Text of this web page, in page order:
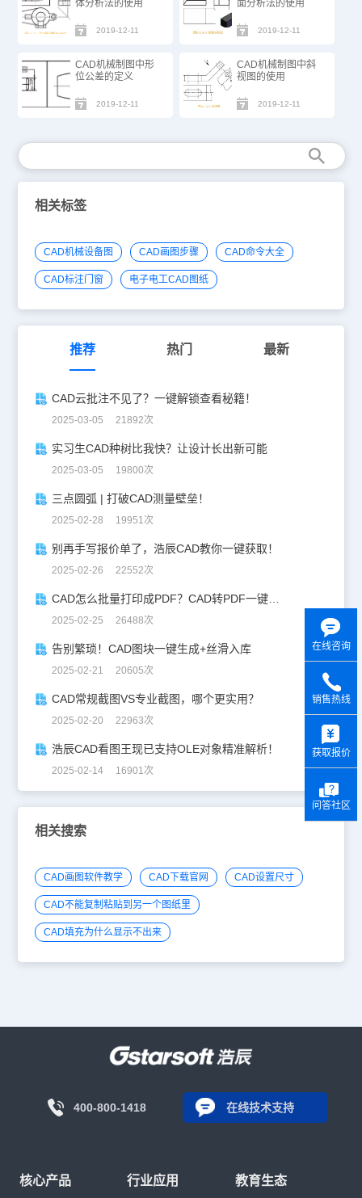
体分析法的使用
2019-12-11
面分析法的使用
2019-12-11
CAD机械制图中形
位公差的定义
2019-12-11
CAD机械制图中斜
视图的使用
2019-12-11
相关标签
CAD机械设备图 CAD画图步骤 CAD命令大全
CAD标注门窗 电子电工CAD图纸
推荐 热门 最新
CAD云批注不见了？一键解锁查看秘籍！
2025-03-05 21892次
实习生CAD种树比我快？让设计长出新可能
2025-03-05 19800次
三点圆弧 | 打破CAD测量壁垒！
2025-02-28 19951次
别再手写报价单了，浩辰CAD教你一键获取！
2025-02-26 22552次
CAD怎么批量打印成PDF？CAD转PDF一键批量完成！
2025-02-25 26488次
告别繁琐！CAD图块一键生成+丝滑入库
2025-02-21 20605次
CAD常规截图VS专业截图，哪个更实用？
2025-02-20 22963次
浩辰CAD看图王现已支持OLE对象精准解析！
2025-02-14 16901次
相关搜索
CAD画图软件教学 CAD下载官网 CAD设置尺寸
CAD不能复制粘贴到另一个图纸里
CAD填充为什么显示不出来
400-800-1418 在线技术支持
核心产品 行业应用 教育生态
在线咨询
销售热线
获取报价
问答社区